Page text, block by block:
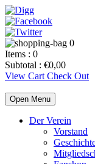
0
Items : 0
Subtotal : €0,00
View Cart Check Out
Open Menu
Der Verein
Vorstand